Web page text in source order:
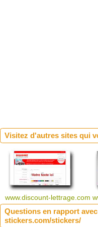
Visitez d'autres sites qui
www.discount-lettrage.com
Questions en rapport
stickers.com/stickers/